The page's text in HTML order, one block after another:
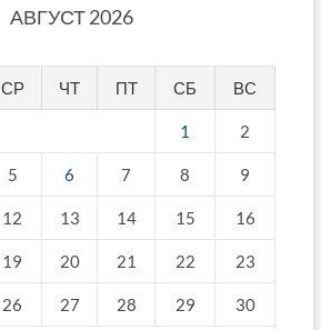
АВГУСТ 2026
СР ЧТ ПТ СБ ВС
1 2
5 6 7 8 9
12 13 14 15 16
19 20 21 22 23
26 27 28 29 30